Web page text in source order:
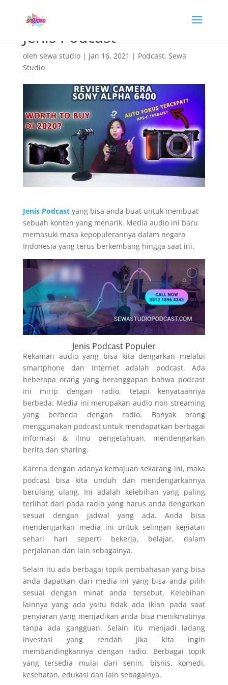
Jenis Podcast
oleh sewa studio| Jan 16, 2021 | Podcast, Sewa
Studio
Jenis Podcastyang bisa anda buat untuk membuat
sebuah konten yang menarik. Media audio ini baru
memasuki masa kepopulerannya dalam negara
Indonesia yang terus berkembang hingga saat ini.
Jenis Podcast Populer
Rekaman audio yang bisa kita dengarkan melalui
smartphone dan internet adalah podcast. Ada
beberapa orang yang beranggapan bahwa podcast
ini mirip dengan radio, tetapi kenyataannya
berbeda. Media ini merupakan audio non streaming
yang berbeda dengan radio. Banyak orang
menggunakan podcast untuk mendapatkan berbagai
informasi & ilmu pengetahuan, mendengarkan
berita dan sharing.
Karena dengan adanya kemajuan sekarang ini, maka
podcast bisa kita unduh dan mendengarkannya
berulang ulang. Ini adalah kelebihan yang paling
terlihat dari pada radio yang harus anda dengarkan
sesuai dengan jadwal yang ada. Anda bisa
mendengarkan media ini untuk selingan kegiatan
sehari hari seperti bekerja, belajar, dalam
perjalanan dan lain sebagainya.
Selain itu ada berbagai topik pembahasan yang bisa
anda dapatkan dari media ini yang bisa anda pilih
sesuai dengan minat anda tersebut. Kelebihan
lainnya yang ada yaitu tidak ada iklan pada saat
penyiaran yang menjadikan anda bisa menikmatinya
tanpa ada gangguan. Selain itu menjadi ladang
investasi yang rendah jika kita ingin
membandingkannya dengan radio. Berbagai topik
yang tersedia mulai dari senin, bisnis, komedi,
kesehatan, edukasi dan lain sebagainya.